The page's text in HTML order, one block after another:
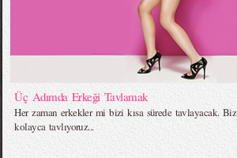
Üç Adımda Erkeği Tavlamak
Her zaman erkekler mi bizi kısa sürede tavlayacak.
kolayca tavlıyoruz...